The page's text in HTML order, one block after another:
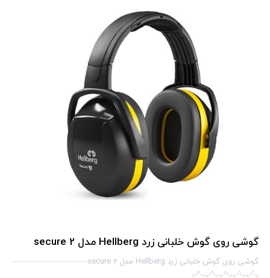
گوشی روی گوش خلبانی زرد Hellberg مدل secure 2
گوشی روی گوش خلبانی زرد Hellberg مدل secure 2